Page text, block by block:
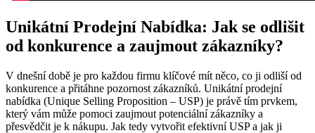
Unikátní Prodejní Nabídka: Jak se odlišit
od konkurence a zaujmout zákazníky?
V dnešní době⁢ je pro každou ‍firmu klíčové mít něco, co ji odliší od
konkurence a⁣ přitáhne pozornost zákazníků. Unikátní prodejní
nabídka ⁢(Unique⁤ Selling Proposition – USP) je právě tím‍ prvkem,⁢
který vám může⁢ pomoci‌ zaujmout potenciální zákazníky ⁢a
přesvědčit je‌ k nákupu.⁤ Jak tedy vytvořit efektivní USP a jak ⁤ji